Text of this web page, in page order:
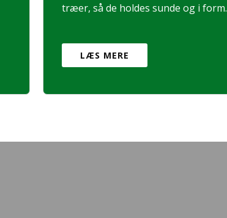
træer, så de holdes sunde og i form.
LÆS MERE